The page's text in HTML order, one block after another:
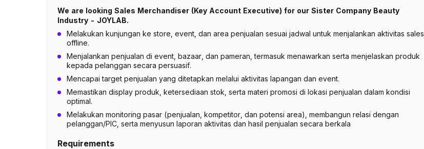
We are looking Sales Merchandiser (Key Account Executive) for our Sister Company Beauty
Industry - JOYLAB.
Melakukan kunjungan ke store, event, dan area penjualan sesuai jadwal untuk menjalankan aktivitas sales
offline.
Menjalankan penjualan di event, bazaar, dan pameran, termasuk menawarkan serta menjelaskan produk
kepada pelanggan secara persuasif.
Mencapai target penjualan yang ditetapkan melalui aktivitas lapangan dan event.
Memastikan display produk, ketersediaan stok, serta materi promosi di lokasi penjualan dalam kondisi
optimal.
Melakukan monitoring pasar (penjualan, kompetitor, dan potensi area), membangun relasi dengan
pelanggan/PIC, serta menyusun laporan aktivitas dan hasil penjualan secara berkala
Requirements